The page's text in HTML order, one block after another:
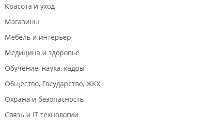
Красота и уход
Магазины
Мебель и интерьер
Медицина и здоровье
Обучение, наука, кадры
Общество, Государство, ЖКХ
Охрана и безопасность
Связь и IT технологии